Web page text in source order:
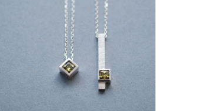
2コset) ペリドット スクエア ペア ネッ
クレス シルバー925
¥22,800